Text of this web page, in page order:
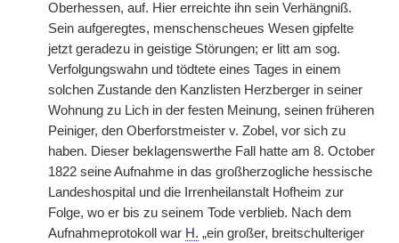
Oberhessen, auf. Hier erreichte ihn sein Verhängniß.
Sein aufgeregtes, menschenscheues Wesen gipfelte
jetzt geradezu in geistige Störungen; er litt am sog.
Verfolgungswahn und tödtete eines Tages in einem
solchen Zustande den Kanzlisten Herzberger in seiner
Wohnung zu Lich in der festen Meinung, seinen früheren
Peiniger, den Oberforstmeister v. Zobel, vor sich zu
haben. Dieser beklagenswerthe Fall hatte am 8. October
1822 seine Aufnahme in das großherzogliche hessische
Landeshospital und die Irrenheilanstalt Hofheim zur
Folge, wo er bis zu seinem Tode verblieb. Nach dem
Aufnahmeprotokoll war H. „ein großer, breitschulteriger